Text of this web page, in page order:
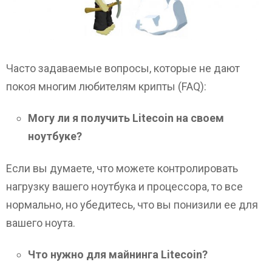
Часто задаваемые вопросы, которые не дают
покоя многим любителям крипты (FAQ):
Могу ли я получить Litecoin на своем
ноутбуке?
Если вы думаете, что можете контролировать
нагрузку вашего ноутбука и процессора, то все
нормально, но убедитесь, что вы понизили ее для
вашего ноута.
Что нужно для майнинга Litecoin?